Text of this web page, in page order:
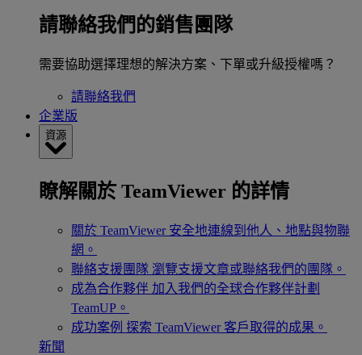
請聯絡我們的銷售團隊
需要協助選擇理想的解決方案、下單或升級授權嗎？
請聯絡我們
企業版
資源
瞭解關於 TeamViewer 的詳情
關於 TeamViewer 安全地連線到他人、地點與物聯
網。
聯絡支援團隊 瀏覽支援文章或聯絡我們的團隊。
成為合作夥伴 加入我們的全球合作夥伴計劃
TeamUP。
成功案例 探索 TeamViewer 客戶取得的成果。
新聞